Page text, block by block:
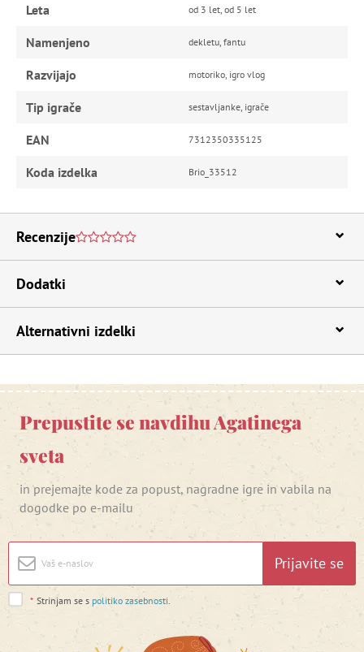
Leta od 3 let, od 5 let
Namenjeno dekletu, fantu
Razvijajo motoriko, igro vlog
Tip igrače sestavljanke, igrače
EAN 7312350335125
Koda izdelka Brio_33512
Recenzije
Dodatki
Alternativni izdelki
Prepustite se navdihu Agatinega
sveta
in prejemajte kode za popust, nagradne igre in vabila na
dogodke po e-mailu
Prijavite se
* Strinjam se s politiko zasebnosti